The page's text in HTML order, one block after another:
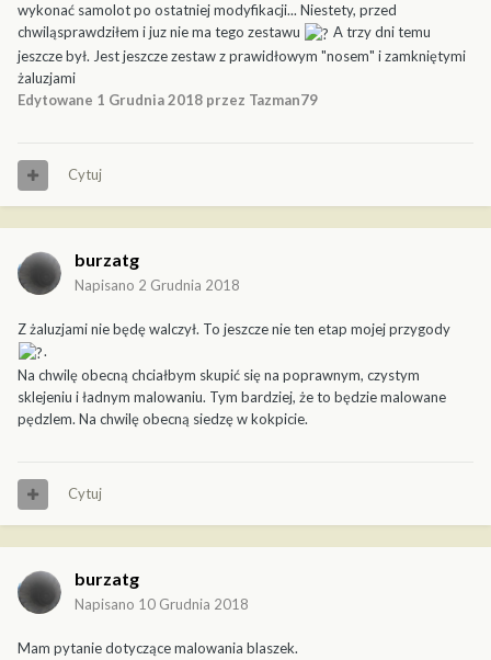
wykonać samolot po ostatniej modyfikacji... Niestety, przed
chwiląsprawdziłem i juz nie ma tego zestawu
A trzy dni temu
jeszcze był. Jest jeszcze zestaw z prawidłowym "nosem" i zamkniętymi
żaluzjami
Edytowane 1 Grudnia 2018 przez Tazman79
Cytuj
burzatg
Napisano 2 Grudnia 2018
Z żaluzjami nie będę walczył. To jeszcze nie ten etap mojej przygody
.
Na chwilę obecną chciałbym skupić się na poprawnym, czystym
sklejeniu i ładnym malowaniu. Tym bardziej, że to będzie malowane
pędzlem. Na chwilę obecną siedzę w kokpicie.
Cytuj
burzatg
Napisano 10 Grudnia 2018
Mam pytanie dotyczące malowania blaszek.